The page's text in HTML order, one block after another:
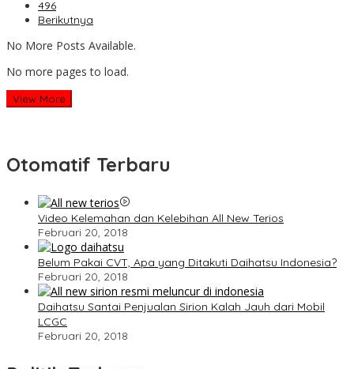
496
Berikutnya
No More Posts Available.
No more pages to load.
View More
Otomatif Terbaru
Video Kelemahan dan Kelebihan All New Terios
Februari 20, 2018
Belum Pakai CVT, Apa yang Ditakuti Daihatsu Indonesia?
Februari 20, 2018
Daihatsu Santai Penjualan Sirion Kalah Jauh dari Mobil
LCGC
Februari 20, 2018